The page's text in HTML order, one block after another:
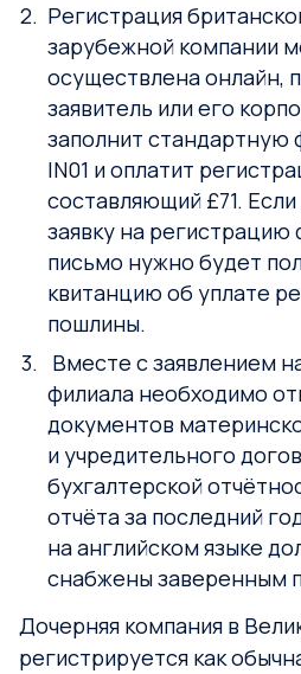
Регистрация
зарубежной компании
осуществлена онлайн,
заявитель или его
заполнит стандартную
IN01 и оплатит
составляющий £71.
заявку на регистрацию
письмо нужно будет
квитанцию об уплате
пошлины.
Вместе с заявлением
филиала необходимо
документов
и учредительного
бухгалтерской
отчёта за последний
на английском языке
снабжены заверенным
Дочерняя компания в
регистрируется как